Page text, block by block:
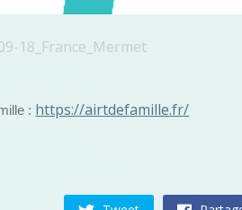
18_France_Mermet
: https://airtdefamille.fr/